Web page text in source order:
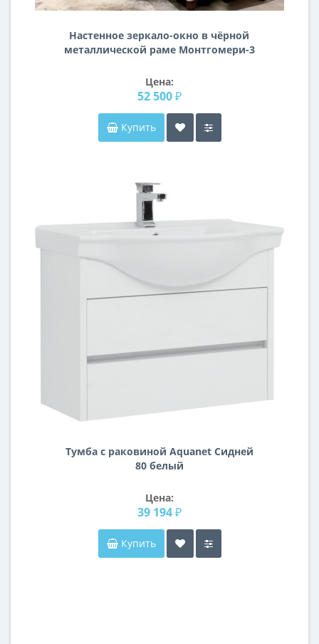
Настенное зеркало-окно в чёрной
металлической раме Монтгомери-3
Цена:
52 500 ₽
Купить
Тумба с раковиной Aquanet Сидней
80 белый
Цена:
39 194 ₽
Купить